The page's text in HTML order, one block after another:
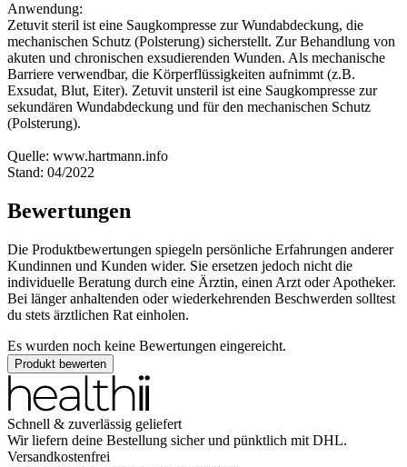
Anwendung:
Zetuvit steril ist eine Saugkompresse zur Wundabdeckung, die
mechanischen Schutz (Polsterung) sicherstellt. Zur Behandlung von
akuten und chronischen exsudierenden Wunden. Als mechanische
Barriere verwendbar, die Körperflüssigkeiten aufnimmt (z.B.
Exsudat, Blut, Eiter). Zetuvit unsteril ist eine Saugkompresse zur
sekundären Wundabdeckung und für den mechanischen Schutz
(Polsterung).
Quelle: www.hartmann.info
Stand: 04/2022
Bewertungen
Die Produktbewertungen spiegeln persönliche Erfahrungen anderer
Kundinnen und Kunden wider. Sie ersetzen jedoch nicht die
individuelle Beratung durch eine Ärztin, einen Arzt oder Apotheker.
Bei länger anhaltenden oder wiederkehrenden Beschwerden solltest
du stets ärztlichen Rat einholen.
Es wurden noch keine Bewertungen eingereicht.
Produkt bewerten
Schnell & zuverlässig geliefert
Wir liefern deine Bestellung sicher und pünktlich mit DHL.
Versandkostenfrei